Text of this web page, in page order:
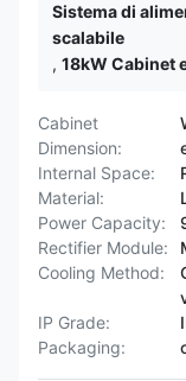
Sistema di
scalabile
, 18kW Cabinet
Cabinet
Dimension:
Internal Space:
Material:
Power Capacity:
Rectifier Module:
Cooling Method:
IP Grade:
Packaging: